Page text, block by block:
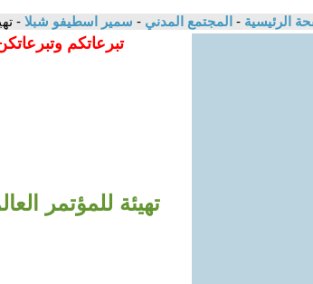
الرئيسية - المجتمع المدني - سمير اسطيفو شبلا -
تبرعاتكم
تهيئة للمؤتمر